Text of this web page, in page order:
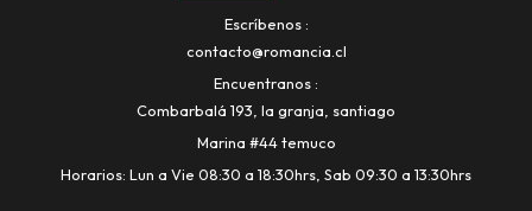
Escríbenos
contacto@romancia.cl
Encuentranos
Combarbalá 193, la granja, santiago
Marina #44 temuco
Horarios: Lun a Vie 08:30 a 18:30hrs, Sab 09:30 a 13:30hrs